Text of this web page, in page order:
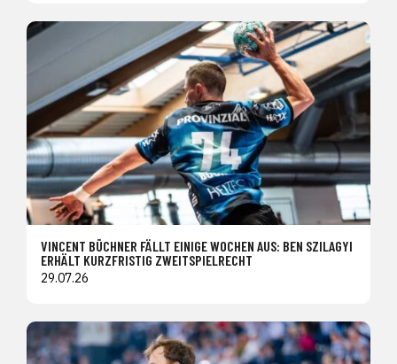
VINCENT BÜCHNER FÄLLT EINIGE WOCHEN AUS: BEN SZILAGYI
ERHÄLT KURZFRISTIG ZWEITSPIELRECHT
29.07.26